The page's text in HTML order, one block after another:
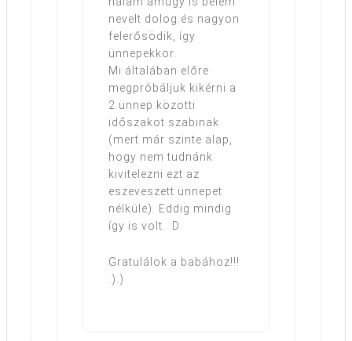
nevelt dolog és nagyon
felerősödik, így
ünnepekkor.
Mi általában előre
megpróbáljuk kikérni a
2 ünnep közötti
időszakot szabinak
(mert már szinte alap,
hogy nem tudnánk
kivitelezni ezt az
eszeveszett ünnepet
nélküle). Eddig mindig
így is volt. :D
Gratulálok a babához!!!
:):)